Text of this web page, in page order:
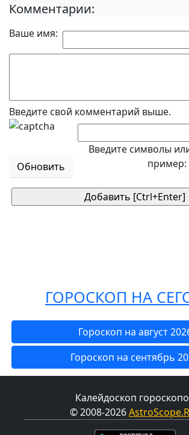
Комментарии:
Ваше имя:
Введите свой комментарий выше.
Обновить
Введите символы
пример:
ГОРОСКОП НА
Гороскоп на август
Гороскоп на сентябрь
Калейдоскоп
© 2008-2026